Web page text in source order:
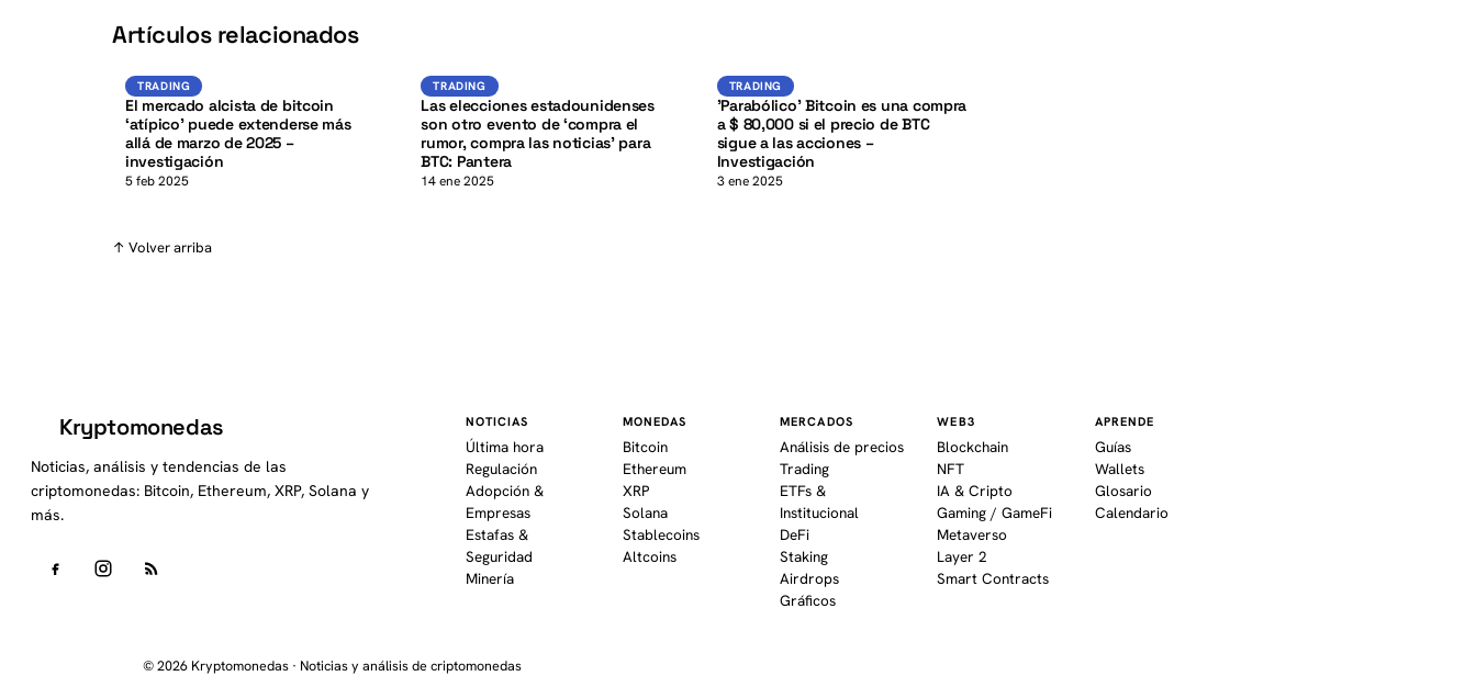
Artículos relacionados
TRADING K
TRADING
El mercado alcista de bitcoin
‘atípico’ puede extenderse más
allá de marzo de 2025 –
investigación
5 feb 2025
TRADING K
TRADING
Las elecciones estadounidenses
son otro evento de ‘compra el
rumor, compra las noticias’ para
BTC: Pantera
14 ene 2025
TRADING K
TRADING
'Parabólico' Bitcoin es una compra
a $ 80,000 si el precio de BTC
sigue a las acciones –
Investigación
3 ene 2025
↑ Volver arriba
Kryptomonedas
Noticias, análisis y tendencias de las
criptomonedas: Bitcoin, Ethereum, XRP, Solana y
más.
NOTICIAS
Última hora
Regulación
Adopción &
Empresas
Estafas &
Seguridad
Minería
MONEDAS
Bitcoin
Ethereum
XRP
Solana
Stablecoins
Altcoins
MERCADOS
Análisis de precios
Trading
ETFs &
Institucional
DeFi
Staking
Airdrops
Gráficos
WEB3
Blockchain
NFT
IA & Cripto
Gaming / GameFi
Metaverso
Layer 2
Smart Contracts
APRENDE
Guías
Wallets
Glosario
Calendario
© 2026 Kryptomonedas · Noticias y análisis de criptomonedas